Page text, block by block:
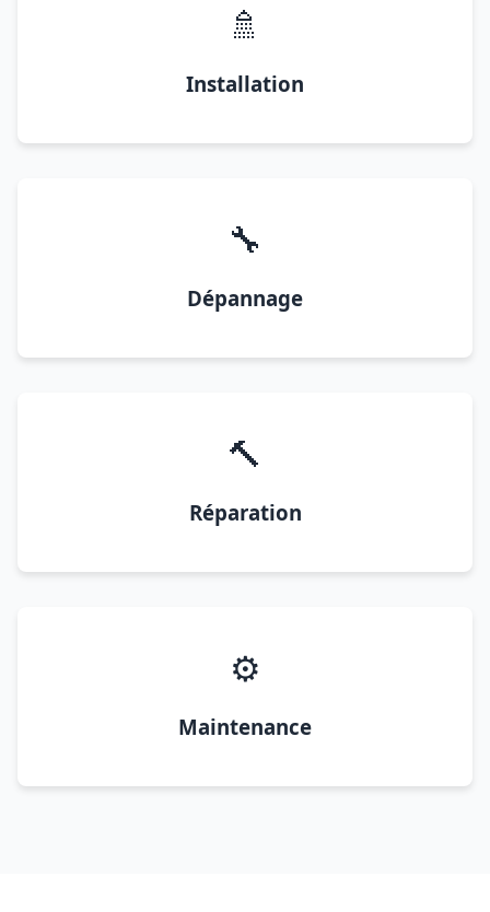
🚿
Installation
🔧
Dépannage
🔨
Réparation
⚙️
Maintenance